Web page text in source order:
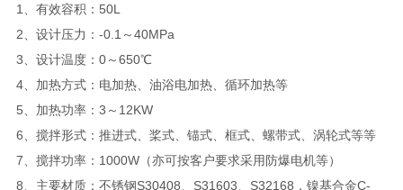
1、有效容积：50L
2、设计压力：-0.1～40MPa
3、设计温度：0～650℃
4、加热方式：电加热、油浴电加热、循环加热等
5、加热功率：3～12KW
6、搅拌形式：推进式、桨式、锚式、框式、螺带式、涡轮式等等
7、搅拌功率：1000W（亦可按客户要求采用防爆电机等）
8、主要材质：不锈钢S30408、S31603、S32168，镍基合金C-